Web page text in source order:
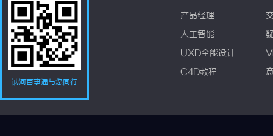
讷河百事通与您同行
产品经理
人工智能
UXD全能设计
C4D教程